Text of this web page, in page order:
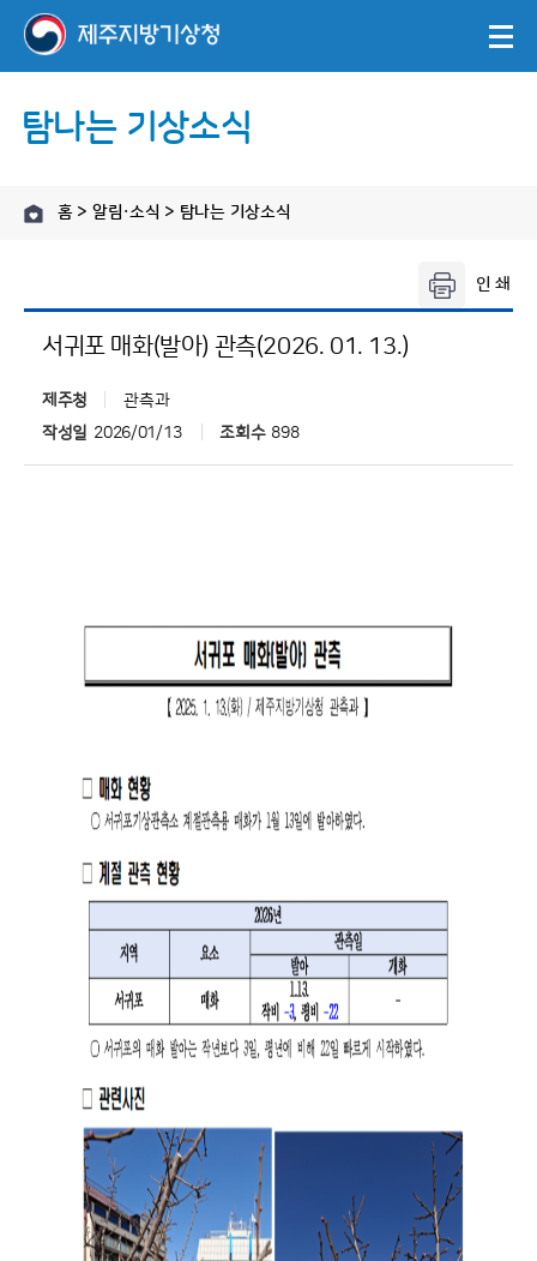
탐나는 기상소식
홈 > 알림·소식 > 탐나는 기상소식
서귀포 매화(발아) 관측(2026. 01. 13.)
제주청
관측과
작성일 2026/01/13 조회수 898